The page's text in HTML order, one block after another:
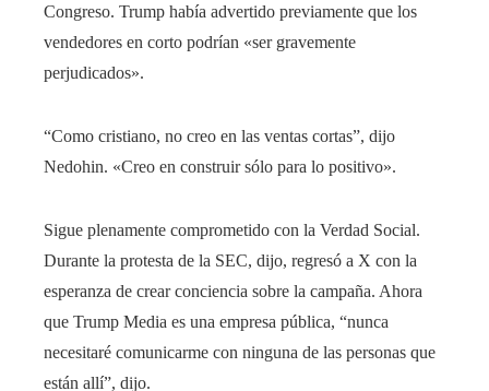
Congreso. Trump había advertido previamente que los
vendedores en corto podrían «ser gravemente
perjudicados».
“Como cristiano, no creo en las ventas cortas”, dijo
Nedohin. «Creo en construir sólo para lo positivo».
Sigue plenamente comprometido con la Verdad Social.
Durante la protesta de la SEC, dijo, regresó a X con la
esperanza de crear conciencia sobre la campaña. Ahora
que Trump Media es una empresa pública, “nunca
necesitaré comunicarme con ninguna de las personas que
están allí”, dijo.